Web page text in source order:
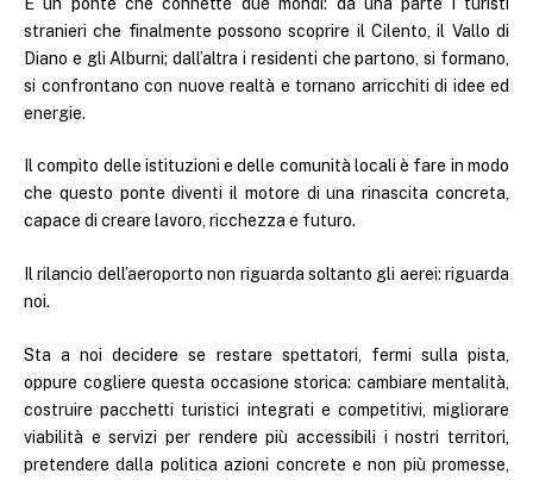
stranieri che finalmente possono scoprire il Cilento, il Vallo di
Diano e gli Alburni; dall’altra i residenti che partono, si formano,
si confrontano con nuove realtà e tornano arricchiti di idee ed
energie.
Il compito delle istituzioni e delle comunità locali è fare in modo
che questo ponte diventi il motore di una rinascita concreta,
capace di creare lavoro, ricchezza e futuro.
Il rilancio dell’aeroporto non riguarda soltanto gli aerei: riguarda
noi.
Sta a noi decidere se restare spettatori, fermi sulla pista,
oppure cogliere questa occasione storica: cambiare mentalità,
costruire pacchetti turistici integrati e competitivi, migliorare
viabilità e servizi per rendere più accessibili i nostri territori,
pretendere dalla politica azioni concrete e non più promesse,